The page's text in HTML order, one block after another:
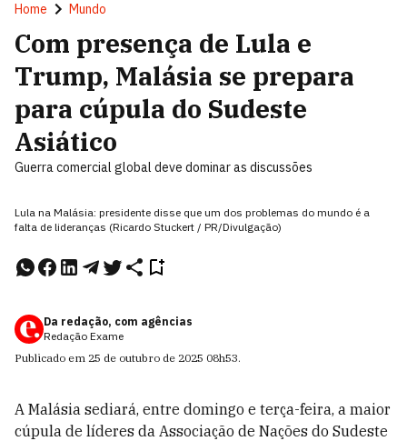
Home Mundo
Com presença de Lula e
Trump, Malásia se prepara
para cúpula do Sudeste
Asiático
Guerra comercial global deve dominar as discussões
Lula na Malásia: presidente disse que um dos problemas do mundo é a
falta de lideranças (Ricardo Stuckert / PR/Divulgação)
Da redação, com agências
Redação Exame
Publicado em 25 de outubro de 2025 08h53.
A Malásia sediará, entre domingo e terça-feira, a maior
cúpula de líderes da Associação de Nações do Sudeste